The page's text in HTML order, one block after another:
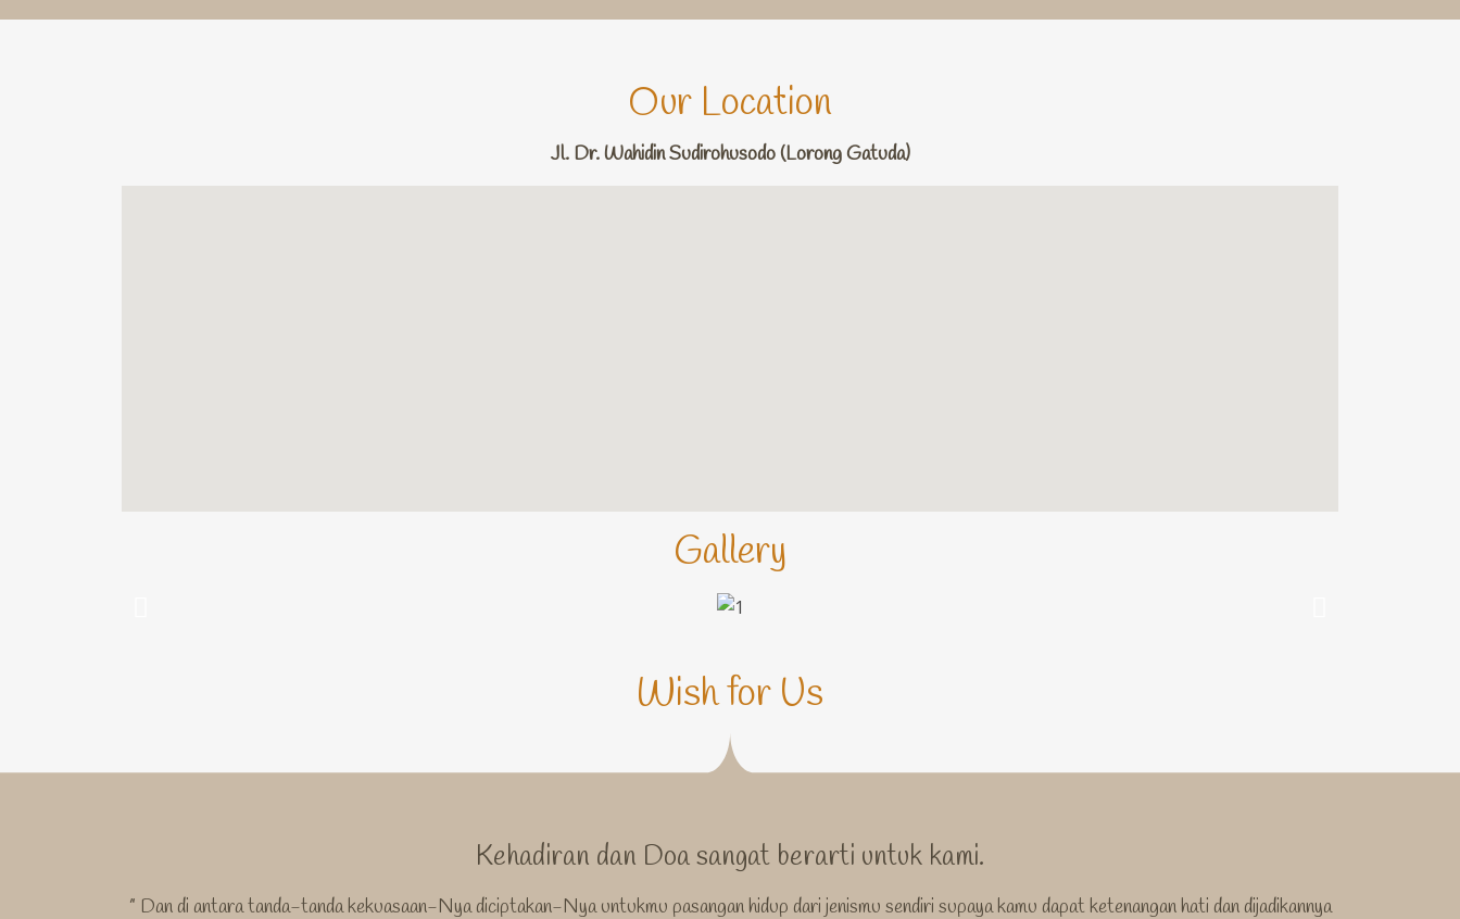
Our Location
Jl. Dr. Wahidin Sudirohusodo (Lorong Gatuda)
Gallery
Wish for Us
Kehadiran dan Doa sangat berarti untuk kami.
” Dan di antara tanda-tanda kekuasaan-Nya diciptakan-Nya untukmu pasangan hidup dari jenismu sendiri supaya kamu dapat ketenangan hati dan dijadikannya